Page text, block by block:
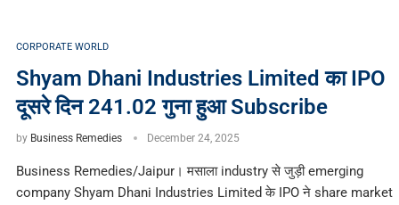
CORPORATE WORLD
Shyam Dhani Industries Limited का IPO
दूसरे दिन 241.02 गुना हुआ Subscribe
by Business Remedies December 24, 2025
Business Remedies/Jaipur। मसाला industry से जुड़ी emerging
company Shyam Dhani Industries Limited के IPO ने share market